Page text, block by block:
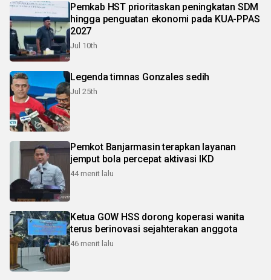
Pemkab HST prioritaskan peningkatan SDM
hingga penguatan ekonomi pada KUA-PPAS
2027
Jul 10th
Legenda timnas Gonzales sedih
Jul 25th
Pemkot Banjarmasin terapkan layanan
jemput bola percepat aktivasi IKD
44 menit lalu
Ketua GOW HSS dorong koperasi wanita
terus berinovasi sejahterakan anggota
46 menit lalu